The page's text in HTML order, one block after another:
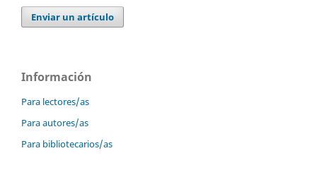
Enviar un artículo
Información
Para lectores/as
Para autores/as
Para bibliotecarios/as